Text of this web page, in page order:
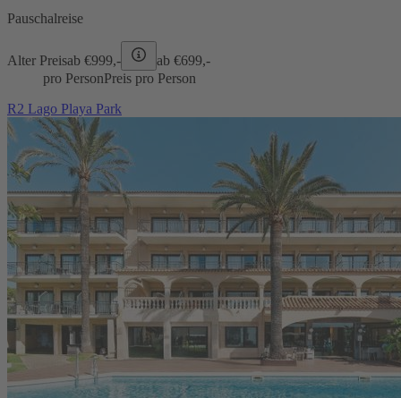
Pauschalreise
Alter Preisab €999,- ab €699,-
pro PersonPreis pro Person
R2 Lago Playa Park